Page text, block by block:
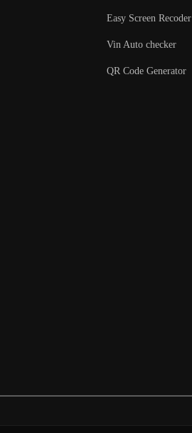
Easy Screen Recoder
Vin Auto checker
QR Code Generator